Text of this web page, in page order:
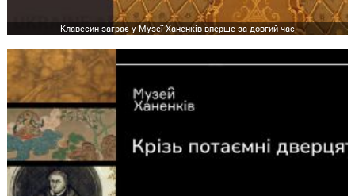
Клавесин заграє у Музеї Ханенків вперше за довгий час